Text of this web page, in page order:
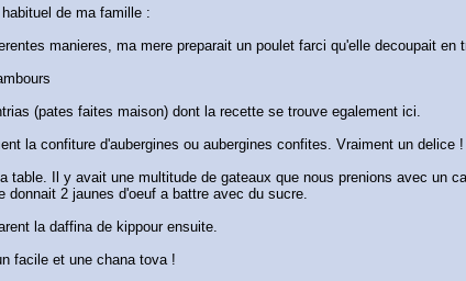
de ma famille :
manieres, ma mere preparait un poulet farci qu'elle decoupait
(pates faites maison) dont la recette se trouve egalement ici.
la confiture d'aubergines ou aubergines confites. Vraiment un delice !
table. Il y avait une multitude de gateaux que nous prenions avec un
donnait 2 jaunes d'oeuf a battre avec du sucre.
la daffina de kippour ensuite.
facile et une chana tova !